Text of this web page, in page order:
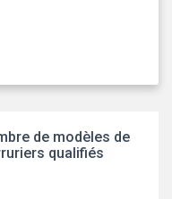
de modèles de
qualifiés